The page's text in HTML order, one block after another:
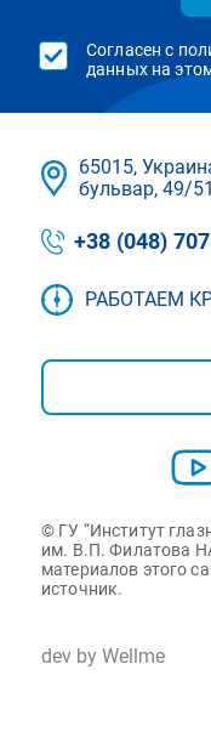
Согласен с
данных на
65015,
бульвар, 49/51
+38 (048)
РАБОТАЕМ
© ГУ “Институт
им. В.П. Филатова
материалов этого
источник.
dev by Wellme